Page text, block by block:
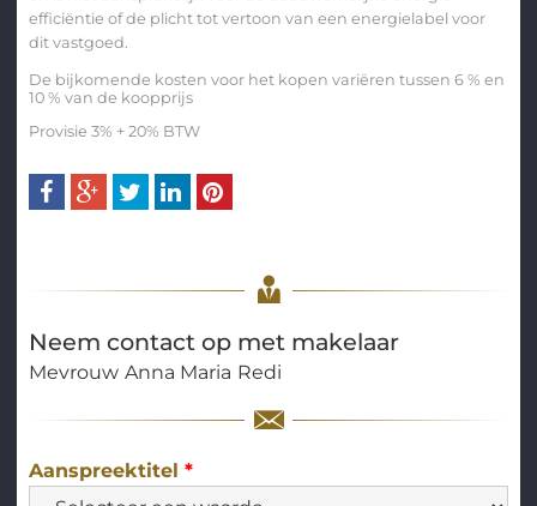
efficiëntie of de plicht tot vertoon van een energielabel voor
dit vastgoed.
De bijkomende kosten voor het kopen variëren tussen 6 % en
10 % van de koopprijs
Provisie 3% + 20% BTW
Neem contact op met makelaar
Mevrouw Anna Maria Redi
Aanspreektitel *